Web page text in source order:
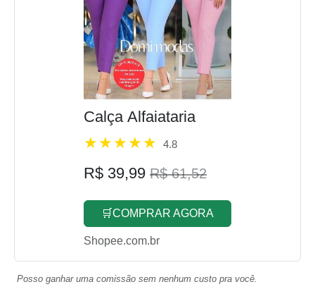
Calça Alfaiataria
4.8
R$ 39,99 R$ 61,52
🛒COMPRAR AGORA
Shopee.com.br
Posso ganhar uma comissão sem nenhum custo pra você.